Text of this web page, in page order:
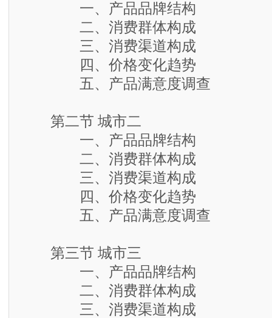
一、产品品牌结构
二、消费群体构成
三、消费渠道构成
四、价格变化趋势
五、产品满意度调查
第二节 城市二
一、产品品牌结构
二、消费群体构成
三、消费渠道构成
四、价格变化趋势
五、产品满意度调查
第三节 城市三
一、产品品牌结构
二、消费群体构成
三、消费渠道构成